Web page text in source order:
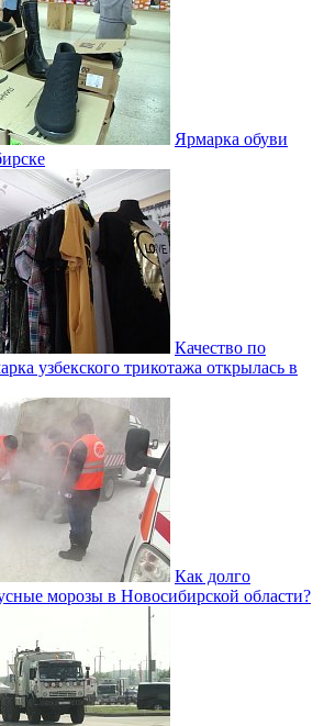
Ярмарка обуви
Качество по
узбекского трикотажа открылась в
Как долго
морозы в Новосибирской области?